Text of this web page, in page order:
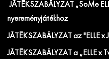
JÁTÉKSZABÁLYZAT „SoMe
nyereményjátékhoz
JÁTÉKSZABÁLYZAT az "ELLE x
JÁTÉKSZABÁLYZAT a „ELLE x